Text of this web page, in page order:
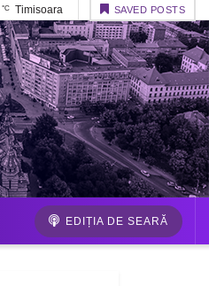
°C Timisoara SAVED POSTS
EDIȚIA DE SEARĂ